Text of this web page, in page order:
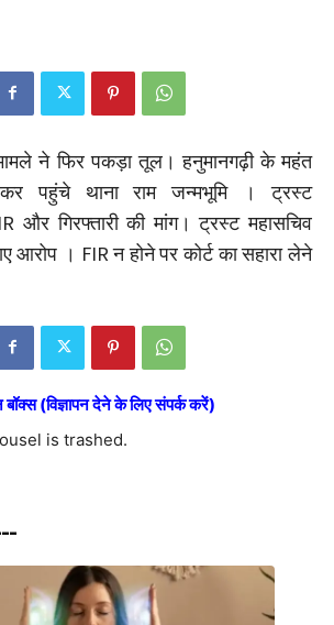
ने फिर पकड़ा तूल। हनुमानगढ़ी के महंत
पहुंचे थाना राम जन्मभूमि । ट्रस्ट
और गिरफ्तारी की मांग। ट्रस्ट महासचिव
आरोप । FIR न होने पर कोर्ट का सहारा लेने
बॉक्स (विज्ञापन देने के लिए संपर्क करें)
is trashed.